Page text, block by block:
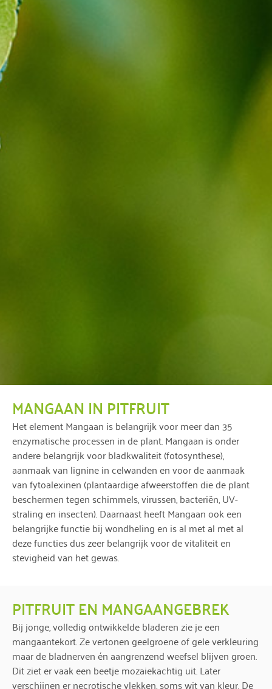
MANGAAN IN PITFRUIT
Het element Mangaan is belangrijk voor meer dan 35
enzymatische processen in de plant. Mangaan is onder
andere belangrijk voor bladkwaliteit (fotosynthese),
aanmaak van lignine in celwanden en voor de aanmaak
van fytoalexinen (plantaardige afweerstoffen die de plant
beschermen tegen schimmels, virussen, bacteriën, UV-
straling en insecten). Daarnaast heeft Mangaan ook een
belangrijke functie bij wondheling en is al met al met al
deze functies dus zeer belangrijk voor de vitaliteit en
stevigheid van het gewas.
PITFRUIT EN MANGAANGEBREK
Bij jonge, volledig ontwikkelde bladeren zie je een
mangaantekort. Ze vertonen geelgroene of gele verkleuring
maar de bladnerven én aangrenzend weefsel blijven groen.
Dit ziet er vaak een beetje mozaiekachtig uit. Later
verschijnen er necrotische vlekken, soms wit van kleur. De